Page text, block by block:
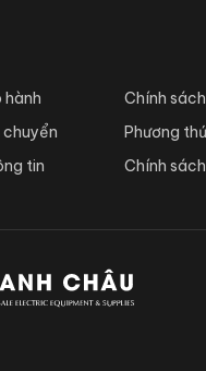
hành
chuyển
tin
Chính
Phương
Chính